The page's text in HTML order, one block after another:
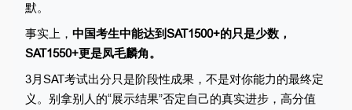
默。
事实上， 中国考生中能达到SAT1500+的只是少数，
SAT1550+更是凤毛麟角。
3月SAT考试出分只是阶段性成果，不是对你能力的最终定
义。别拿别人的“展示结果”否定自己的真实进步，高分值